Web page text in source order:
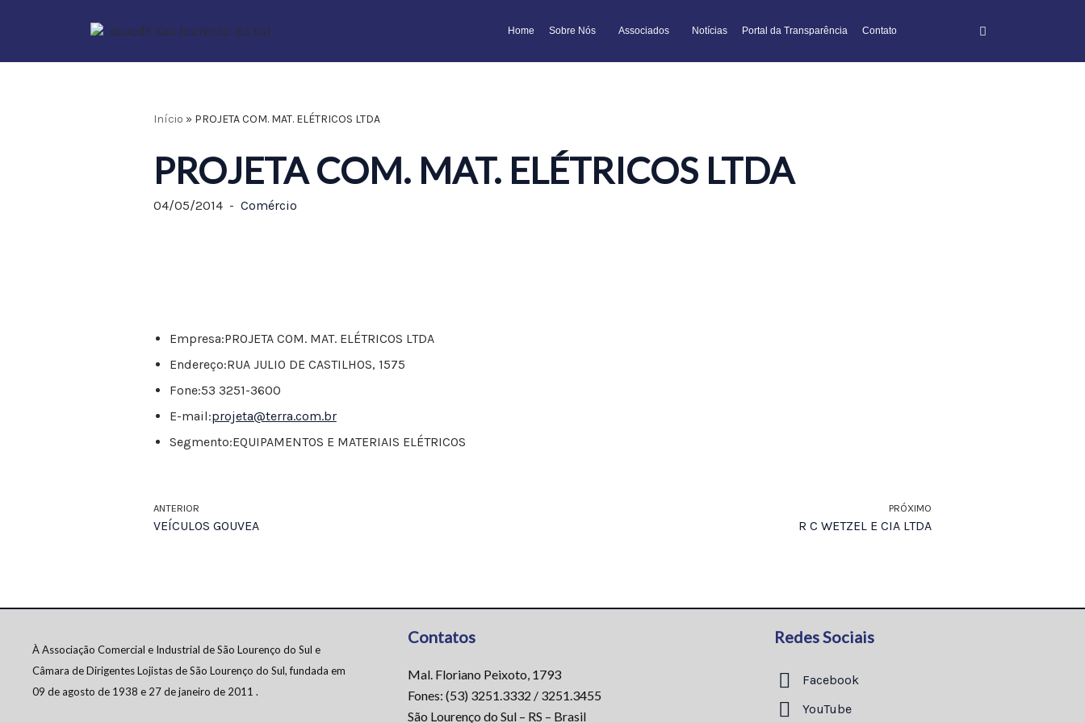
para
Home Sobre Nós Associados Notícias Portal da Transparência Contato
Início » PROJETA COM. MAT. ELÉTRICOS LTDA
PROJETA COM. MAT. ELÉTRICOS LTDA
04/05/2014 Comércio
Empresa:PROJETA COM. MAT. ELÉTRICOS LTDA
Endereço:RUA JULIO DE CASTILHOS, 1575
Fone:53 3251-3600
E-mail:projeta@terra.com.br
Segmento:EQUIPAMENTOS E MATERIAIS ELÉTRICOS
ANTERIOR
VEÍCULOS GOUVEA
PRÓXIMO
R C WETZEL E CIA LTDA
À Associação Comercial e Industrial de São Lourenço do Sul e
Câmara de Dirigentes Lojistas de São Lourenço do Sul, fundada em
09 de agosto de 1938 e 27 de janeiro de 2011 .
Contatos
Mal. Floriano Peixoto, 1793
Fones: (53) 3251.3332 / 3251.3455
São Lourenço do Sul – RS – Brasil
Redes Sociais
Facebook
YouTube